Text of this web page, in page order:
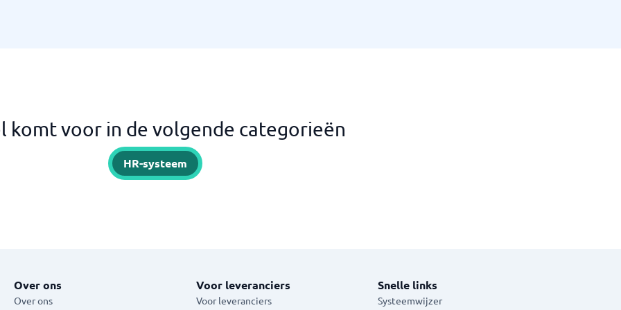
komt voor in de volgende categorieën
HR-systeem
Over ons
Over ons
Voor leveranciers
Voor leveranciers
Snelle links
Systeemwijzer